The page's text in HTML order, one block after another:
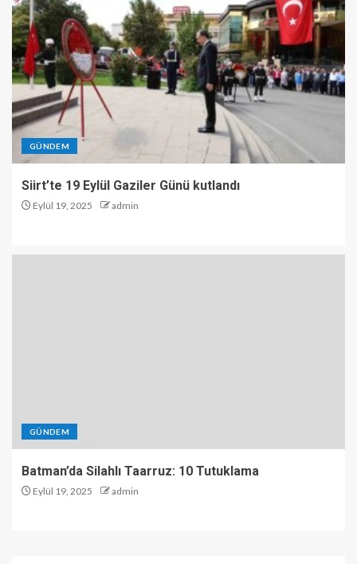
GÜNDEM
Siirt’te 19 Eylül Gaziler Günü kutlandı
Eylül 19, 2025 admin
GÜNDEM
Batman’da Silahlı Taarruz: 10 Tutuklama
Eylül 19, 2025 admin